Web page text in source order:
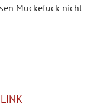
Muckefuck nicht